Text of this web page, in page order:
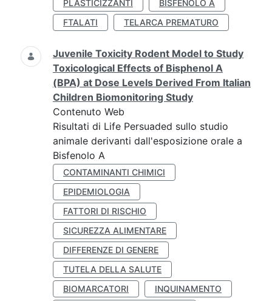
PLASTICIZZANTI
BISFENOLO A
FTALATI
TELARCA PREMATURO
Juvenile Toxicity Rodent Model to Study
Toxicological Effects of Bisphenol A
(BPA) at Dose Levels Derived From Italian
Children Biomonitoring Study
Contenuto Web
Risultati di Life Persuaded sullo studio
animale derivanti dall'esposizione orale a
Bisfenolo A
CONTAMINANTI CHIMICI
EPIDEMIOLOGIA
FATTORI DI RISCHIO
SICUREZZA ALIMENTARE
DIFFERENZE DI GENERE
TUTELA DELLA SALUTE
BIOMARCATORI
INQUINAMENTO